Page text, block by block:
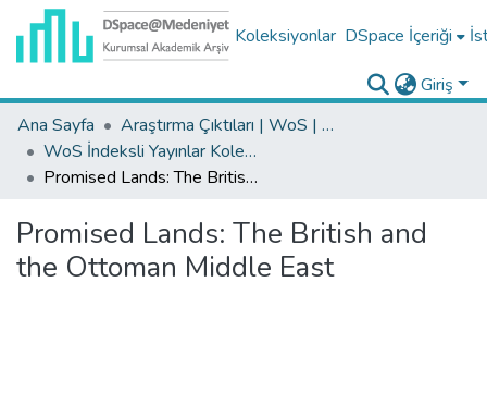
Koleksiyonlar DSpace İçeriği
Giriş
Ana Sayfa
Araştırma Çıktıları | WoS | Scopus | TR-Dizin | PubMed
WoS İndeksli Yayınlar Koleksiyonu
Promised Lands: The British and the Ottoman Middle East
Promised Lands: The British and
the Ottoman Middle East